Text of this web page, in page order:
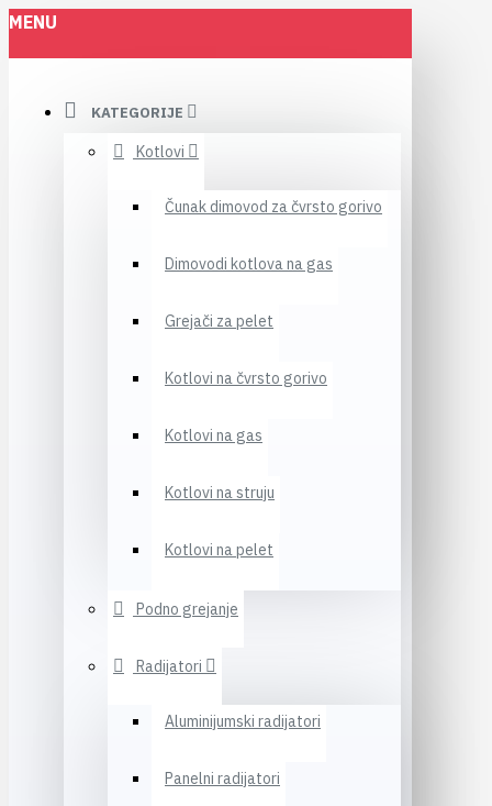
MENU
KATEGORIJE
Kotlovi
Čunak dimovod za čvrsto gorivo
Dimovodi kotlova na gas
Grejači za pelet
Kotlovi na čvrsto gorivo
Kotlovi na gas
Kotlovi na struju
Kotlovi na pelet
Podno grejanje
Radijatori
Aluminijumski radijatori
Panelni radijatori